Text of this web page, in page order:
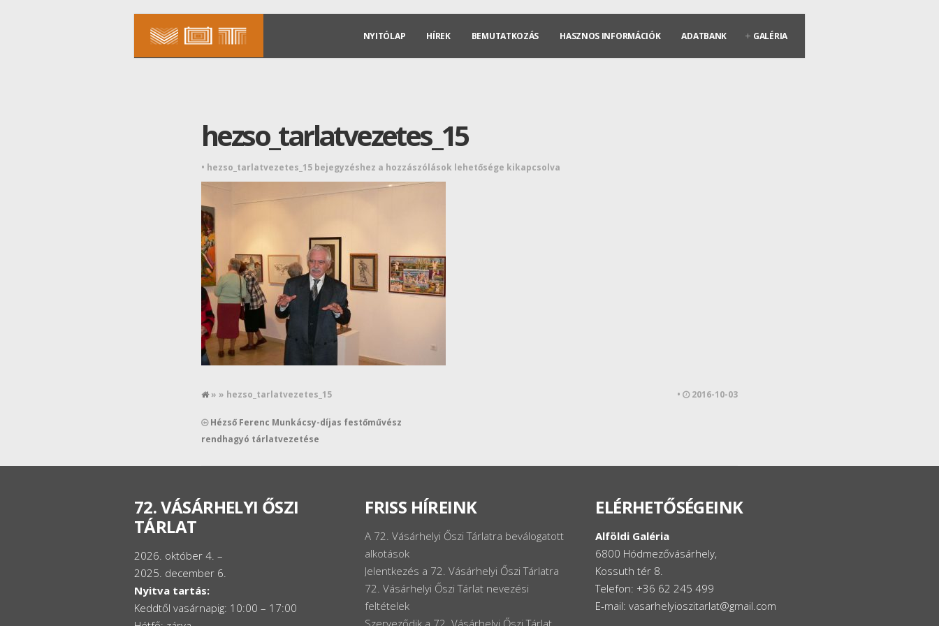
NYITÓLAP HÍREK BEMUTATKOZÁS HASZNOS INFORMÁCIÓK ADATBANK GALÉRIA
hezso_tarlatvezetes_15
• hezso_tarlatvezetes_15 bejegyzéshez a hozzászólások lehetősége kikapcsolva
» » hezso_tarlatvezetes_15 • 2016-10-03
Hézső Ferenc Munkácsy-díjas festőművész
rendhagyó tárlatvezetése
72. VÁSÁRHELYI ŐSZI
TÁRLAT
2026. október 4. –
2025. december 6.
Nyitva tartás:
Keddtől vasárnapig: 10:00 – 17:00
FRISS HÍREINK
A 72. Vásárhelyi Őszi Tárlatra beválogatott
alkotások
Jelentkezés a 72. Vásárhelyi Őszi Tárlatra
72. Vásárhelyi Őszi Tárlat nevezési
feltételek
Szerveződik a 72. Vásárhelyi Őszi Tárlat
ELÉRHETŐSÉGEINK
Alföldi Galéria
6800 Hódmezővásárhely,
Kossuth tér 8.
Telefon: +36 62 245 499
E-mail: vasarhelyioszitarlat@gmail.com